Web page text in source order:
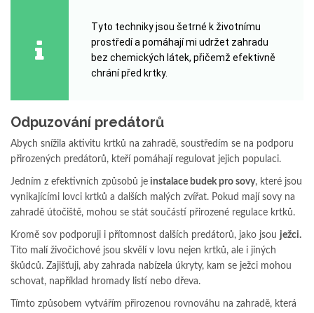
Tyto techniky jsou šetrné k životnímu
prostředí a pomáhají mi udržet zahradu
bez chemických látek, přičemž efektivně
chrání před krtky.
Odpuzování predátorů
Abych snížila aktivitu krtků na zahradě, soustředím se na podporu
přirozených predátorů, kteří pomáhají regulovat jejich populaci.
Jedním z efektivních způsobů je instalace budek pro sovy, které jsou
vynikajícími lovci krtků a dalších malých zvířat. Pokud mají sovy na
zahradě útočiště, mohou se stát součástí přirozené regulace krtků.
Kromě sov podporuji i přítomnost dalších predátorů, jako jsou ježci.
Tito malí živočichové jsou skvělí v lovu nejen krtků, ale i jiných
škůdců. Zajišťuji, aby zahrada nabízela úkryty, kam se ježci mohou
schovat, například hromady listí nebo dřeva.
Tímto způsobem vytvářím přirozenou rovnováhu na zahradě, která